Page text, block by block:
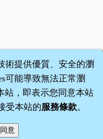
©2008～2026
術提供優質、安全的瀏
可能導致無法正常瀏
站，即表示您同意本站
受本站的服務條款。